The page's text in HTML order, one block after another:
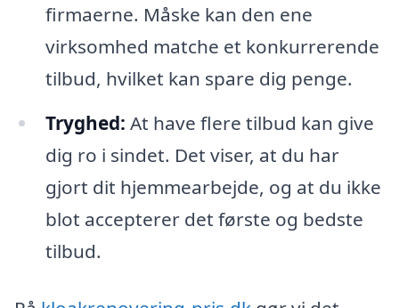
firmaerne. Måske kan den ene
virksomhed matche et konkurrerende
tilbud, hvilket kan spare dig penge.
Tryghed: At have flere tilbud kan give
dig ro i sindet. Det viser, at du har
gjort dit hjemmearbejde, og at du ikke
blot accepterer det første og bedste
tilbud.